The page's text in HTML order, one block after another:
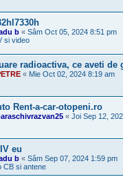
b « Sâm Oct 05, 2024 8:51 pm
si video
radioactiva, ce aveti de
« Mie Oct 02, 2024 8:19 am
Rent-a-car-otopeni.ro
« Joi Sep 12,
eu
b « Sâm Sep 07, 2024 1:59 pm
CB si antene